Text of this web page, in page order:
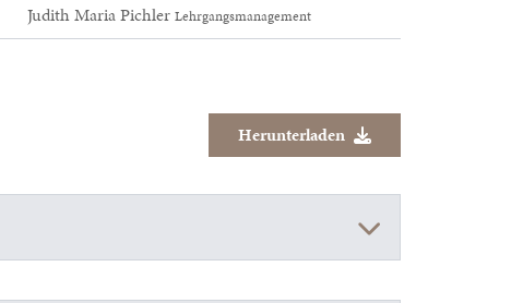
Judith Maria Pichler Lehrgangsmanagement
Herunterladen